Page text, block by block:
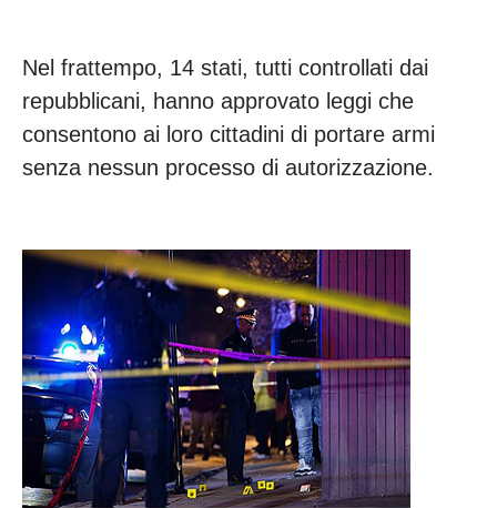
Nel frattempo, 14 stati, tutti controllati dai
repubblicani, hanno approvato leggi che
consentono ai loro cittadini di portare armi
senza nessun processo di autorizzazione.